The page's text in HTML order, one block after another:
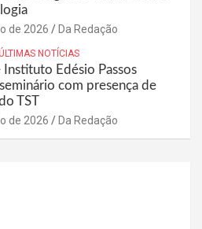
de 2026 Da Redação
NOTÍCIAS
Edésio Passos
com presença de
TST
de 2026 Da Redação